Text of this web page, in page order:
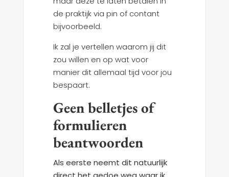
de praktijk via pin of contant
bijvoorbeeld.
Ik zal je vertellen waarom jij dit
zou willen en op wat voor
manier dit allemaal tijd voor jou
bespaart.
Geen belletjes of
formulieren
beantwoorden
Als eerste neemt dit natuurlijk